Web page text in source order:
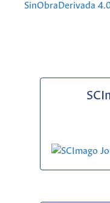
SinObraDerivada